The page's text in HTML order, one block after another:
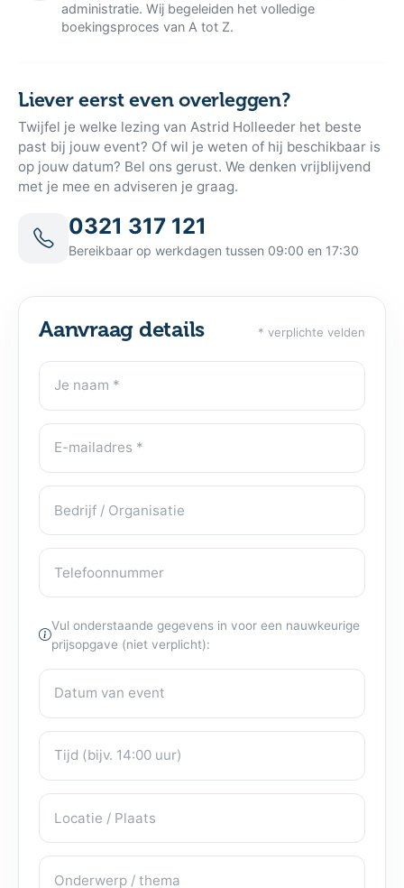
administratie. Wij begeleiden het volledige
boekingsproces van A tot Z.
Liever eerst even overleggen?
Twijfel je welke lezing van Astrid Holleeder het beste
past bij jouw event? Of wil je weten of hij beschikbaar is
op jouw datum? Bel ons gerust. We denken vrijblijvend
met je mee en adviseren je graag.
0321 317 121
Bereikbaar op werkdagen tussen 09:00 en 17:30
Aanvraag details * verplichte velden
Contactgegevens
Je naam
E-mailadres
Bedrijf / Organisatie
Telefoonnummer
Vul onderstaande gegevens in voor een nauwkeurige
prijsopgave (niet verplicht):
Eventdetails
Datum van event
Tijd
Locatie / Plaats
Onderwerp / thema